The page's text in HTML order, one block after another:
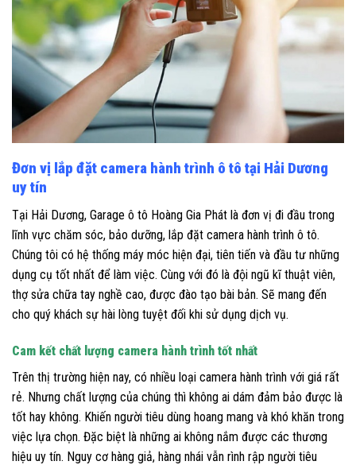
Đơn vị lắp đặt camera hành trình ô tô tại Hải Dương
uy tín
Tại Hải Dương, Garage ô tô Hoàng Gia Phát là đơn vị đi đầu trong
lĩnh vực chăm sóc, bảo dưỡng, lắp đặt camera hành trình ô tô.
Chúng tôi có hệ thống máy móc hiện đại, tiên tiến và đầu tư những
dụng cụ tốt nhất để làm việc. Cùng với đó là đội ngũ kĩ thuật viên,
thợ sửa chữa tay nghề cao, được đào tạo bài bản. Sẽ mang đến
cho quý khách sự hài lòng tuyệt đối khi sử dụng dịch vụ.
Cam kết chất lượng camera hành trình tốt nhất
Trên thị trường hiện nay, có nhiều loại camera hành trình với giá rất
rẻ. Nhưng chất lượng của chúng thì không ai dám đảm bảo được là
tốt hay không. Khiến người tiêu dùng hoang mang và khó khăn trong
việc lựa chọn. Đặc biệt là những ai không nắm được các thương
hiệu uy tín. Nguy cơ hàng giả, hàng nhái vẫn rình rập người tiêu